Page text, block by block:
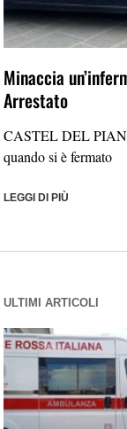
Minaccia
Arrestato
CASTEL DEL
quando si è fermato
LEGGI DI PIÙ
ULTIMI ARTICOLI